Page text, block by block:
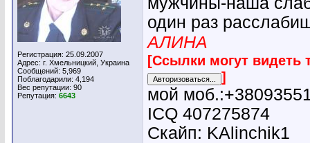
Регистрация: 25.09.2007
Адрес: г. Хмельницкий, Украина
Сообщений: 5,969
Поблагодарили: 4,194
Вес репутации: 90
Репутация: 6643
один раз
АЛИНА
[Ссылки могут видеть
]
мой
ICQ 407275874
Скайп: KAlinchik1